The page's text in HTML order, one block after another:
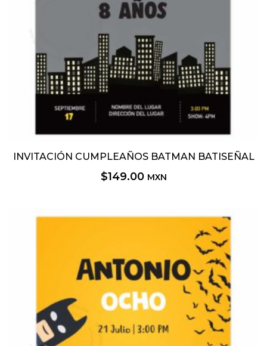
INVITACIÓN CUMPLEAÑOS BATMAN BATISEÑAL
$149.00 MXN